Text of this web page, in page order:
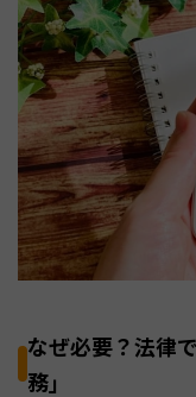
なぜ必要？法律
務」